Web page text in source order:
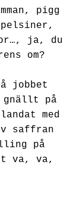
pigg
ja, du
om?
jobbet
gnällt på
med
saffran
på
va, va,